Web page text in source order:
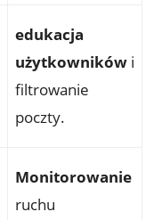
edukacja
użytkowników i
‍filtrowanie
poczty.
Monitorowanie
⁢ruchu